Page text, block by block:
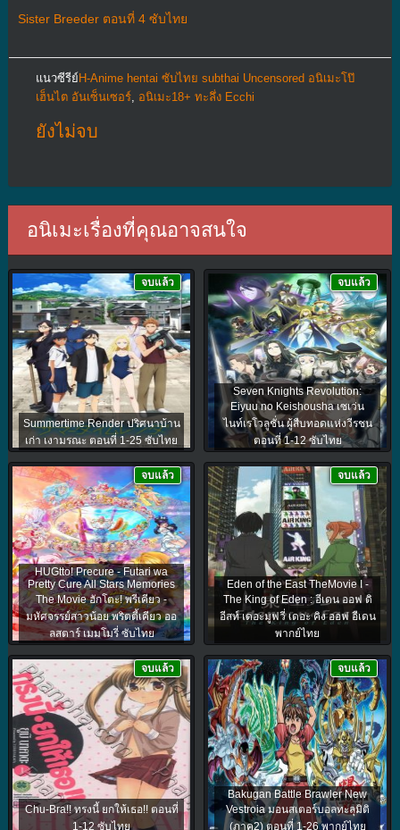
Sister Breeder ตอนที่ 4 ซับไทย
แนวซีรีย์ H-Anime hentai ซับไทย subthai Uncensored อนิเมะโป๊
เฮ็นไต อันเซ็นเซอร์, อนิเมะ18+ ทะลึ่ง Ecchi
ยังไม่จบ
อนิเมะเรื่องที่คุณอาจสนใจ
Summertime Render ปริศนาบ้าน
เก่า เงามรณะ ตอนที่ 1-25 ซับไทย
จบแล้ว
Seven Knights Revolution:
Eiyuu no Keishousha เซเว่น
ไนท์เรโวลูชั่น ผู้สืบทอดแห่งวีรชน
ตอนที่ 1-12 ซับไทย
จบแล้ว
HUGtto! Precure - Futari wa
Pretty Cure All Stars Memories
The Movie ฮักโตะ! พรีเคียว -
มหัศจรรย์สาวน้อย พริตตี้เคียว ออ
ลสตาร์ เมมโมรี่ ซับไทย
จบแล้ว
Eden of the East TheMovie I -
The King of Eden : อีเดน ออฟ ดิ
อีสท์ เดอะมูฟวี่ เดอะ คิง ออฟ อีเดน
พากย์ไทย
จบแล้ว
Chu-Bra!! ทรงนี้ ยกให้เธอ!! ตอนที่
1-12 ซับไทย
จบแล้ว
Bakugan Battle Brawler New
Vestroia มอนสเตอร์บอลทะลุมิติ
(ภาค2) ตอนที่ 1-26 พากย์ไทย
จบแล้ว